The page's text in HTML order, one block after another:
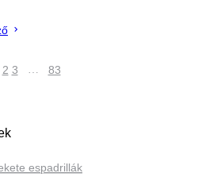
2 3 … 83
espadrillák